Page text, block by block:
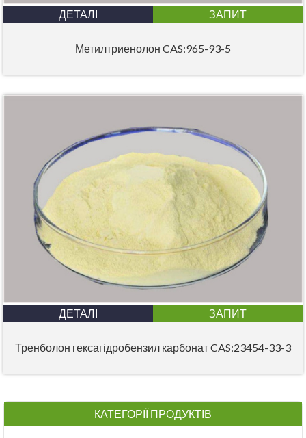
ДЕТАЛІ ЗАПИТ
Метилтриенолон CAS:965-93-5
ДЕТАЛІ ЗАПИТ
Тренболон гексагідробензил карбонат CAS:23454-33-3
КАТЕГОРІЇ ПРОДУКТІВ